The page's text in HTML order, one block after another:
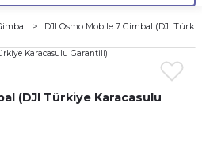
DJI Osmo Mobile 7 Gimbal (DJI
(DJI Türkiye Karacasulu